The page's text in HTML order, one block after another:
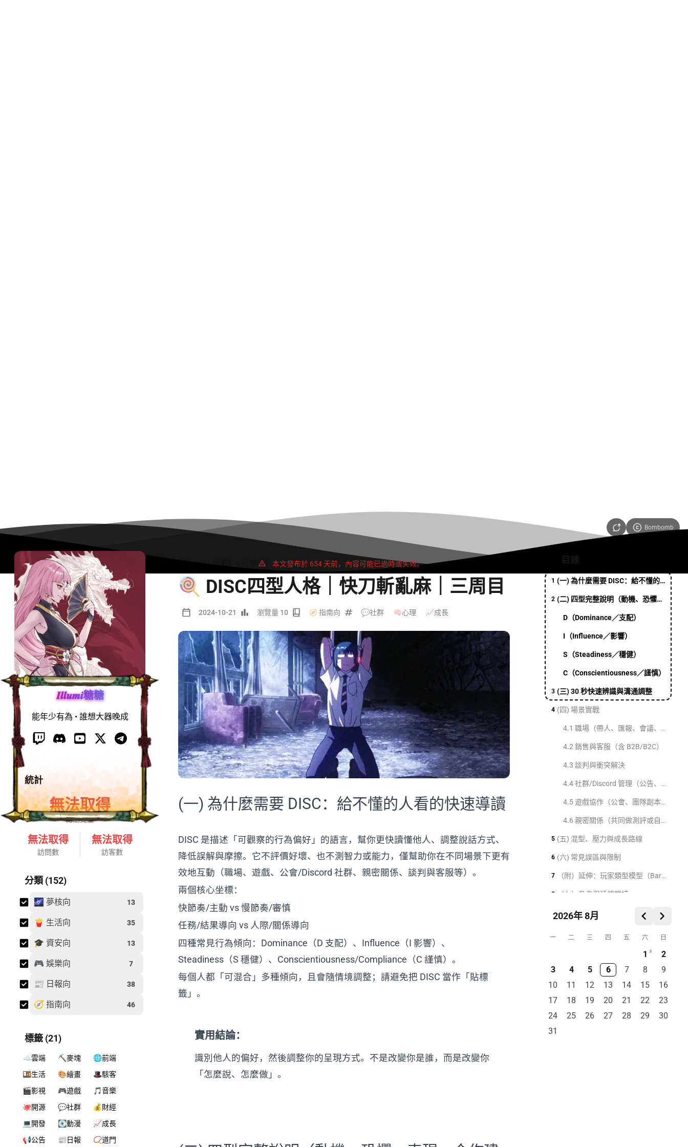
Bombomb
𝑰𝒍𝒍𝒖𝒎𝒊糖糖
能年少有為 • 誰想大器晚成
統計
無法取得
總瀏覽量
無法取得
訪問數
無法取得
訪客數
分類 (152)
🌌 夢核向 13
🍟 生活向 35
🎓 資安向 13
🎮 娛樂向 7
📰 日報向 38
🧭 指南向 46
標籤 (21)
☁️雲端 ⛏️麥塊
🌐前端
🍱生活
🎨繪畫
🎩駭客
🎬影視
🎮遊戲
🎵音樂
🐙開源
💬社群
💰財經
💻開發
💽動漫
📈成長
📢公告
📰日報
📿道門
3211 字 本文發布於 654 天前，內容可能已過時或失效。
🍭 DISC四型人格｜快刀斬亂麻｜三周目
2024-10-21 瀏覽量 10 🧭 指南向 💬社群 🧠心理 📈成長
(一) 為什麼需要 DISC：給不懂的人看的快速導讀
DISC 是描述「可觀察的行為偏好」的語言，幫你更快讀懂他人、調整說話方式、
降低誤解與摩擦。它不評價好壞、也不測智力或能力，僅幫助你在不同場景下更有
效地互動（職場、遊戲、公會/Discord 社群、親密關係、談判與客服等）。
兩個核心坐標：
快節奏/主動 vs 慢節奏/審慎
任務/結果導向 vs 人際/關係導向
四種常見行為傾向：Dominance（D 支配）、Influence（I 影響）、
Steadiness（S 穩健）、Conscientiousness/Compliance（C 謹慎）。
每個人都「可混合」多種傾向，且會隨情境調整；請避免把 DISC 當作「貼標
籤」。
實用結論：
識別他人的偏好，然後調整你的呈現方式。不是改變你是誰，而是改變你
「怎麼說、怎麼做」。
1 (一) 為什麼需要 DISC：給不懂的人看的快速導讀
2 (二) 四型完整說明（動機、恐懼、表現、合作建議）
D（Dominance／支配）
I（Influence／影響）
S（Steadiness／穩健）
C（Conscientiousness／謹慎）
3 (三) 30 秒快速辨識與溝通調整
4 (四) 場景實戰
4.1 職場（帶人、匯報、會議、跨部門）
4.2 銷售與客服（含 B2B/B2C）
4.3 談判與衝突解決
4.4 社群/Discord 管理（公告、互動、規範、糾紛）
4.5 遊戲協作（公會、團隊副本、競技）
4.6 親密關係（共同做測評或自評）
5 (五) 混型、壓力與成長路線
6 (六) 常見誤區與限制
7 （附）延伸：玩家類型模型（Bartle）與 DISC 的關聯建議（非等價）
8 （七）參考與延伸閱讀
2026年 8月
一 二 三 四 五 六 日
1 2
2
3
4 5 6 7 8
9
10
11 12 13 14 15
16
17
18 19 20 21 22
23
24
25 26 27 28 29
30
31